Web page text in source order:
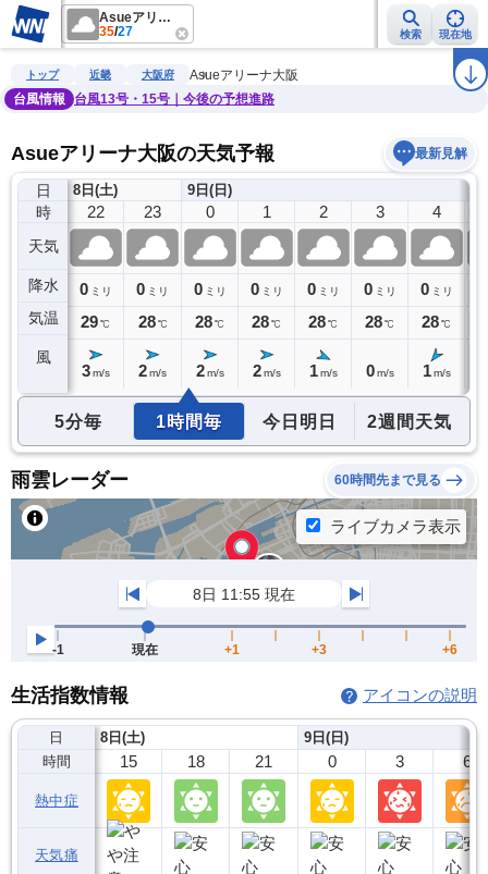
Asueアリーナ大阪
35/27 検索 現在地
雨雲レーダー 台風情報 地震情報 警報・注意報 ラ
トップ 近畿 大阪府
Asueアリーナ大阪
台風情報
台風13号・15号｜今後の予想進路
Asueアリーナ大阪の天気予報 最新見解
日
時
天気
降水
気温
風
8日(土)
21
0ミリ
29℃
22
0 ミリ
29℃
3 m/s
23
0 ミリ
28 ℃
2m/s
9日(日)
0
0 ミリ
28℃
2 m/s
1
0 ミリ
28℃
2 m/s
2
0 ミリ
28℃
1 m/s
3
0 ミリ
28℃
0 m/s
4
0 ミリ
28℃
1 m/s
5分毎 1時間毎 今日明日 2週間天気
雨雲レーダー 60時間先まで見る
生活指数情報 アイコンの説明
日
時間
熱中症
天気痛
8日(土)
15 18 21
9日(日)
0 3 6